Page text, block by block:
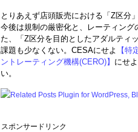
とりあえず店頭販売における「Z区分
今後は規制の厳密化と、レーティン
た、「Z区分を目的としたアダルティ
課題も少なくない。CESAにせよ
【
ントレーティング機構(CERO)】 にせ
い。
スポンサードリンク